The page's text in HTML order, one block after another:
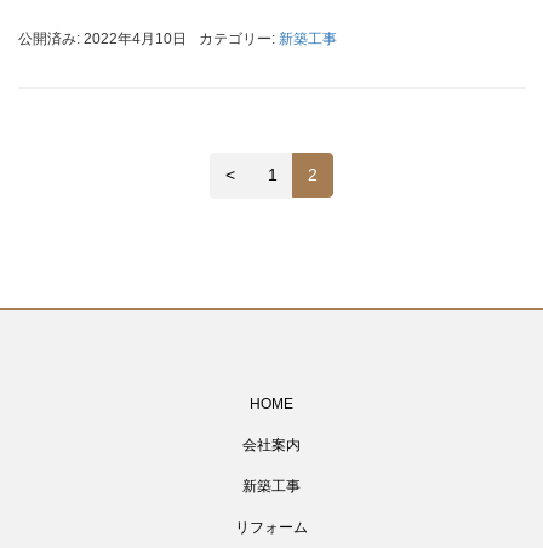
公開済み: 2022年4月10日 カテゴリー: 新築工事
< 1 2
HOME
会社案内
新築工事
リフォーム